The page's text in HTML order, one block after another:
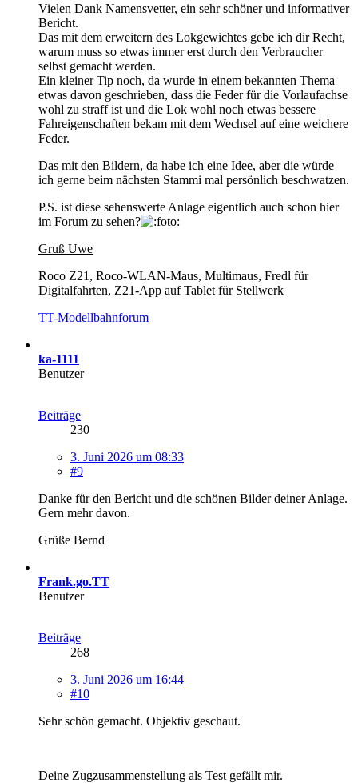
Vielen Dank Namensvetter, ein sehr schöner und informativer
Bericht.
Das mit dem erweitern des Lokgewichtes gebe ich dir Recht,
warum muss so etwas immer erst durch den Verbraucher
selbst gemacht werden.
Ein kleiner Tip noch, da wurde in einem bekannten Thema
etwas davon geschrieben, dass die Feder für die Vorlaufachse
wohl zu straff ist und die Lok wohl noch etwas bessere
Fahreigenschaften bekam mit dem Wechsel auf eine weichere
Feder.
Das mit den Bildern, da habe ich eine Idee, aber die würde
ich gerne beim nächsten Stammi mal persönlich beschwatzen.
P.S. ist diese sehenswerte Anlage eigentlich auch schon hier
im Forum zu sehen?
Gruß Uwe
Roco Z21, Roco-WLAN-Maus, Multimaus, Fredl für
Digitalfahrten, Z21-App auf Tablet für Stellwerk
TT-Modellbahnforum
ka-1111
Benutzer
Beiträge
230
3. Juni 2026 um 08:33
#9
Danke für den Bericht und die schönen Bilder deiner Anlage.
Gern mehr davon.
Grüße Bernd
Frank.go.TT
Benutzer
Beiträge
268
3. Juni 2026 um 16:44
#10
Sehr schön gemacht. Objektiv geschaut.
Deine Zugzusammenstellung als Test gefällt mir.